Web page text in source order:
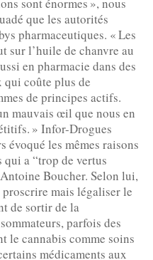
sont énormes », nous
que les autorités
pharmaceutiques. « Les
sur l’huile de chanvre au
en pharmacie dans des
qui coûte plus de
de principes actifs.
mauvais œil que nous en
» Infor-Drogues
évoqué les mêmes raisons
a “trop de vertus
Boucher. Selon lui,
mais légaliser le
de sortir de la
parfois des
le cannabis comme soins
médicaments aux